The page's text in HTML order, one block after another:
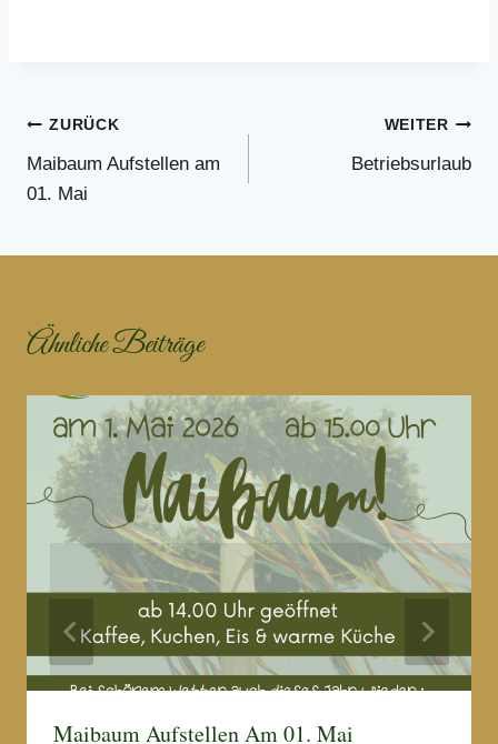
Beitrags-
Navigation
ZURÜCK
Maibaum Aufstellen am
01. Mai
WEITER
Betriebsurlaub
Ähnliche Beiträge
Maibaum Aufstellen Am 01. Mai